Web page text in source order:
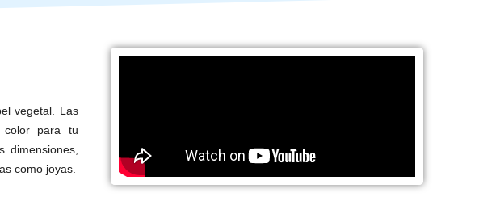
vegetal. Las
color para tu
dimensiones,
como joyas.